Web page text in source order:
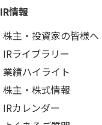
IR情報
株主・投資家の皆様へ
IRライブラリー
業績ハイライト
株主・株式情報
IRカレンダー